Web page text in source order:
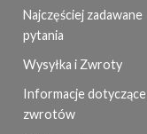
Najczęściej zadawane
pytania
Wysyłka i Zwroty
Informacje dotyczące
zwrotów